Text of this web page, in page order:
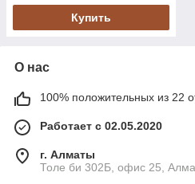
Купить
О нас
100% положительных из 22
Работает с 02.05.2020
г. Алматы
Толе би 302Б, офис 25,